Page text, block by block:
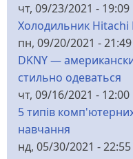
від
чт, 09/23/2021 - 19:09
Холодильник Hitachi
пн, 09/20/2021 - 21:49
DKNY —
стильно одеваться
чт, 09/16/2021 - 12:00
5 типів
навчання
нд, 05/30/2021 - 22:55